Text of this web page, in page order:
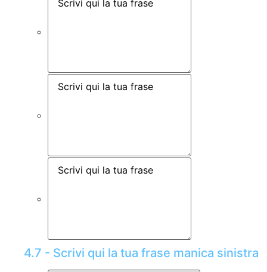
4.7 - Scrivi qui la tua frase manica sinistra